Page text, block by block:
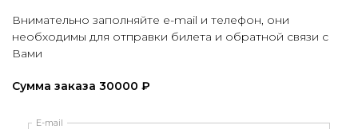
Внимательно заполняйте e-mail и телефон, они
необходимы для отправки билета и обратной связи с
Вами
Сумма заказа 30000 ₽
E-mail